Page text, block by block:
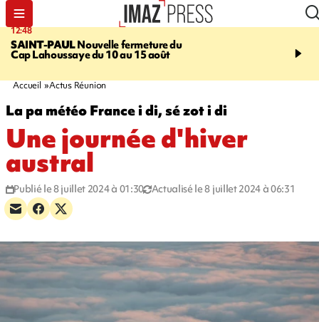
12:48
SAINT-PAULNouvelle fermeture du
Cap Lahoussaye du 10 au 15 août
14:23
massif de migrants, la
Accueil Actus Réunion
La pa météo France i di, sé zot i di
Une journée d'hiver
austral
Publié le 8 juillet 2024 à 01:30 Actualisé le 8 juillet 2024 à 06:31